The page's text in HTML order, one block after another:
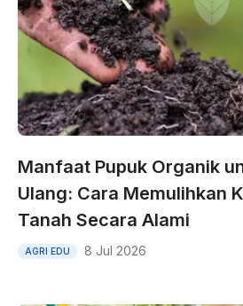
Manfaat Pupuk Organik
Ulang: Cara Memulihkan
Tanah Secara Alami
AGRI EDU 8 Jul 2026